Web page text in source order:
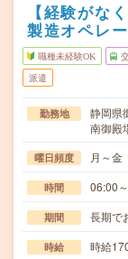
【経験がな
製造オペレ
職種未経験OK
派遣
勤務地
静岡県
南御殿
曜日頻度 月～金
時間 06:00
期間 長期で
時給 時給